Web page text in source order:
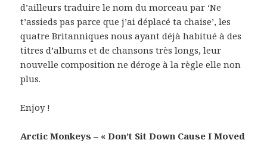
d’ailleurs traduire le nom du morceau par ‘Ne
t’assieds pas parce que j’ai déplacé ta chaise’, les
quatre Britanniques nous ayant déjà habitué à des
titres d’albums et de chansons très longs, leur
nouvelle composition ne déroge à la règle elle non
plus.
Enjoy !
Arctic Monkeys – « Don’t Sit Down Cause I Moved